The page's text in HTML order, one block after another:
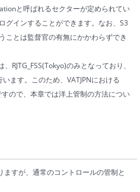
と呼ばれるセクターが定められてい
グインすることができます。なお、S3
ことは監督官の有無にかかわらずでき
RJTG_FSS(Tokyo)のみとなっており、
ます。このため、VATJPNにおける
ので、本章では洋上管制の方法につい
すが、通常のコントロールの管制と